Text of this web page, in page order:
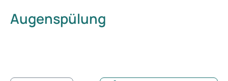
Augenspülung